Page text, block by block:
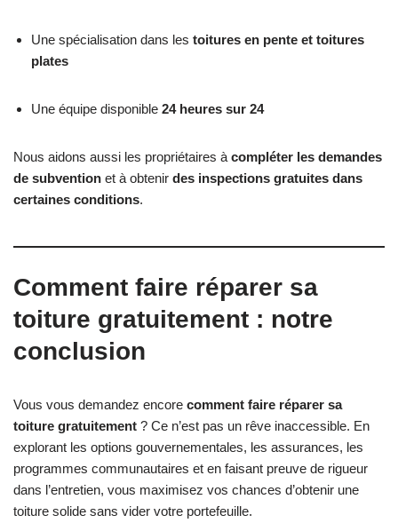
Une spécialisation dans les toitures en pente et toitures
plates
Une équipe disponible 24 heures sur 24
Nous aidons aussi les propriétaires à compléter les demandes
de subvention et à obtenir des inspections gratuites dans
certaines conditions.
Comment faire réparer sa
toiture gratuitement : notre
conclusion
Vous vous demandez encore comment faire réparer sa
toiture gratuitement ? Ce n’est pas un rêve inaccessible. En
explorant les options gouvernementales, les assurances, les
programmes communautaires et en faisant preuve de rigueur
dans l’entretien, vous maximisez vos chances d’obtenir une
toiture solide sans vider votre portefeuille.